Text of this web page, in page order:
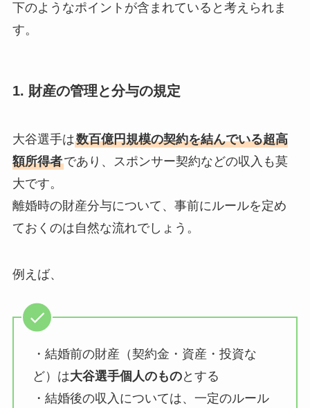
下のようなポイントが含まれていると考えられま
す。
1. 財産の管理と分与の規定
大谷選手は数百億円規模の契約を結んでいる超高
額所得者であり、スポンサー契約などの収入も莫
大です。
離婚時の財産分与について、事前にルールを定め
ておくのは自然な流れでしょう。
例えば、
・結婚前の財産（契約金・資産・投資な
ど）は大谷選手個人のものとする
・結婚後の収入については、一定のルール